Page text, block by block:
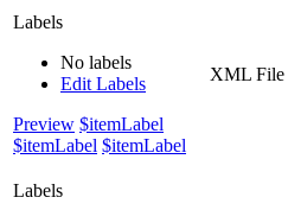
Labels
No labels
Edit Labels
Preview $itemLabel
$itemLabel $itemLabel
XML File
Labels